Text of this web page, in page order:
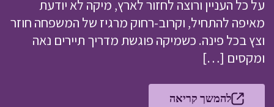
על כל העניין ורוצה לחזור לארץ, מיקה לא יודעת
מאיפה להתחיל, וקרוב-רחוק מרגיז של המשפחה חוזר
וצץ בכל פינה. כשמיקה פוגשת מדריך תיירים נאה
ומקסים […]
להמשך קריאה